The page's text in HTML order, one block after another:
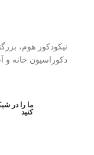
نیکودکور هوم،
دکوراسیون خانه و
ما را در
کنید